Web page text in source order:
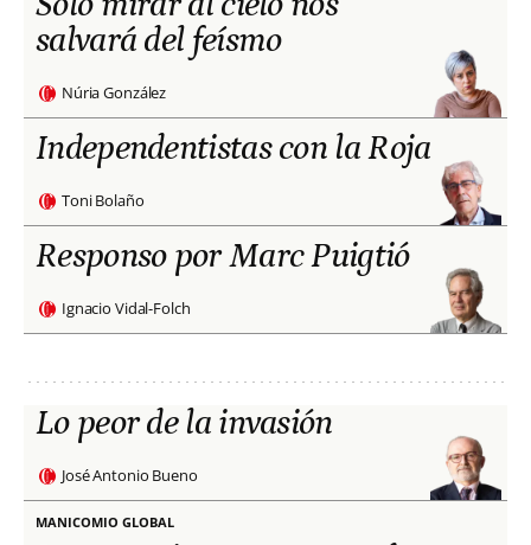
salvará del feísmo
Núria González
Independentistas con la Roja
Toni Bolaño
Responso por Marc Puigtió
Ignacio Vidal-Folch
Lo peor de la invasión
José Antonio Bueno
MANICOMIO GLOBAL